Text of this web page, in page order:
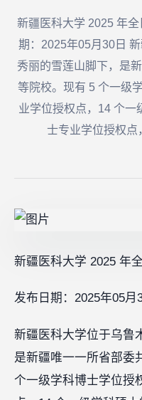
新疆医科大学 2025 年
期：2025年05月30日
秀丽的雪莲山脚下，是
等院校。现有 5 个一级
业学位授权点，14 个一
士专业学位授权点
新疆医科大学 2025 年
发布日期：2025年05月
新疆医科大学位于乌鲁
是新疆唯一一所省部委
个一级学科博士学位授